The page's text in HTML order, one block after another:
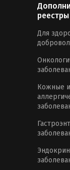
реестры
Для
Кожные и